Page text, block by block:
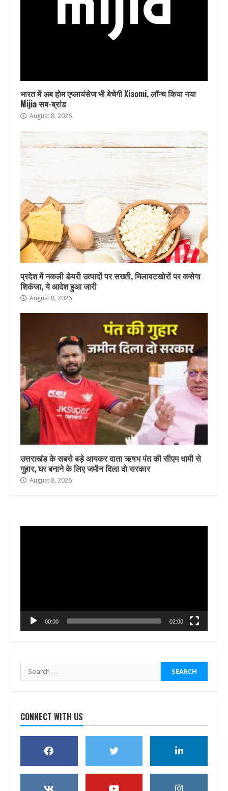
भारत में अब होम एप्लायंसेज भी बेचेगी Xiaomi, लॉन्च किया नया
Mijia सब-ब्रांड
August 8, 2026
प्रदेश में नकली डेयरी उत्पादों पर सख्ती, मिलावटखोरों पर कसेगा
शिकंजा, ये आदेश हुआ जारी
August 8, 2026
उत्तराखंड के सबसे बड़े आयकर दाता ऋषभ पंत की सीएम धामी से
गुहार, घर बनाने के लिए जमीन दिला दो सरकार
August 8, 2026
00:00 02:00
Search
for:
CONNECT WITH US